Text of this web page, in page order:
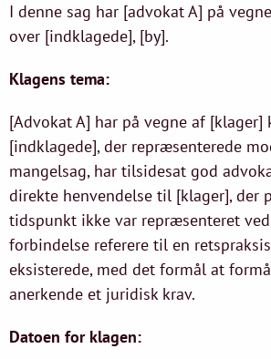
I denne sag har [advokat A] på
over [indklagede], [by].
Klagens tema:
[Advokat A] har på vegne af [klager]
[indklagede], der repræsenterede
mangelsag, har tilsidesat god
direkte henvendelse til [klager], der
tidspunkt ikke var repræsenteret
forbindelse referere til en
eksisterede, med det formål at
anerkende et juridisk krav.
Datoen for klagen: